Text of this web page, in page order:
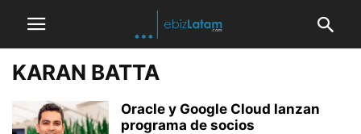
KARAN BATTA
Oracle y Google Cloud lanzan
programa de socios